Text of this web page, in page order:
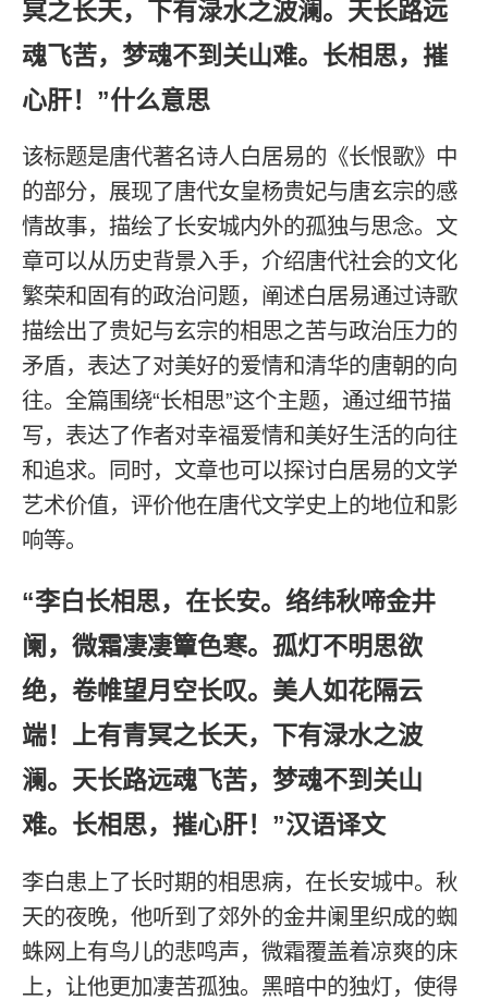
冥之长天，下有渌水之波澜。天长路远
魂飞苦，梦魂不到关山难。长相思，摧
心肝！”什么意思
该标题是唐代著名诗人白居易的《长恨歌》中
的部分，展现了唐代女皇杨贵妃与唐玄宗的感
情故事，描绘了长安城内外的孤独与思念。文
章可以从历史背景入手，介绍唐代社会的文化
繁荣和固有的政治问题，阐述白居易通过诗歌
描绘出了贵妃与玄宗的相思之苦与政治压力的
矛盾，表达了对美好的爱情和清华的唐朝的向
往。全篇围绕“长相思”这个主题，通过细节描
写，表达了作者对幸福爱情和美好生活的向往
和追求。同时，文章也可以探讨白居易的文学
艺术价值，评价他在唐代文学史上的地位和影
响等。
“李白长相思，在长安。络纬秋啼金井
阑，微霜凄凄簟色寒。孤灯不明思欲
绝，卷帷望月空长叹。美人如花隔云
端！上有青冥之长天，下有渌水之波
澜。天长路远魂飞苦，梦魂不到关山
难。长相思，摧心肝！”汉语译文
李白患上了长时期的相思病，在长安城中。秋
天的夜晚，他听到了郊外的金井阑里织成的蜘
蛛网上有鸟儿的悲鸣声，微霜覆盖着凉爽的床
上，让他更加凄苦孤独。黑暗中的独灯，使得